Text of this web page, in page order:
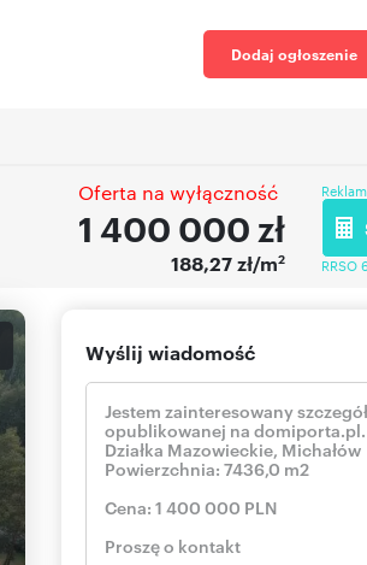
Dodaj ogłoszenie
Oferta na wyłączność
1 400 000 zł
188,27 zł/m2 RRSO
Wyślij wiadomość